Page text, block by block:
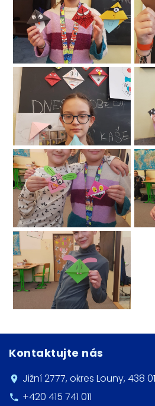
Kontaktujte nás
Jižní 2777, okres Louny, 438
+420 415 741 011